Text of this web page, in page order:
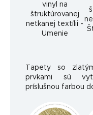
vinyl na
štruktúrovanej
netkanej textílii -
Umenie
Tapety so
prvkami sú
príslušnou farbou